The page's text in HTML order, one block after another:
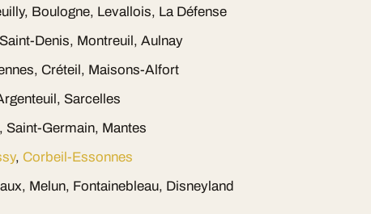
Boulogne, Levallois, La Défense
Denis, Montreuil, Aulnay
Créteil, Maisons-Alfort
Sarcelles
Germain, Mantes
, Corbeil-Essonnes
Melun, Fontainebleau, Disneyland